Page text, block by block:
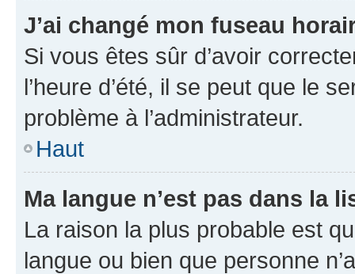
J’ai changé mon fuseau
Si vous êtes sûr d’avoir
l’heure d’été, il se peut que le
problème à l’administrateur.
Haut
Ma langue n’est pas dans la
La raison la plus probable est
langue ou bien que personne